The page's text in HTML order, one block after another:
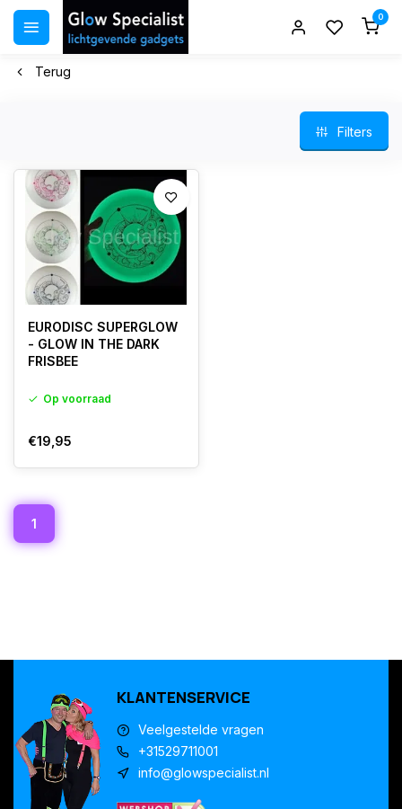
0
Terug
Filters
EURODISC SUPERGLOW
- GLOW IN THE DARK
FRISBEE
Op voorraad
€19,95
1
KLANTENSERVICE
Veelgestelde vragen
+31529711001
info@glowspecialist.nl